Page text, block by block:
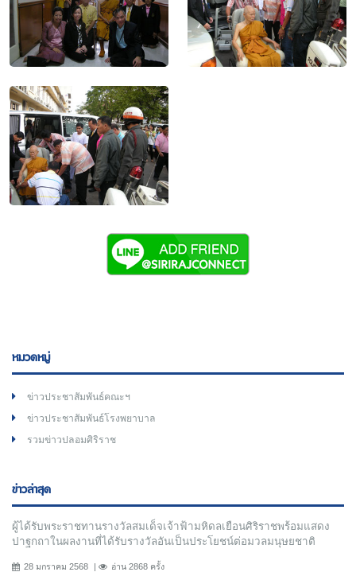
หมวดหมู่
ข่าวประชาสัมพันธ์คณะฯ
ข่าวประชาสัมพันธ์โรงพยาบาล
รวมข่าวปลอมศิริราช
ข่าวล่าสุด
ผู้ได้รับพระราชทานรางวัลสมเด็จเจ้าฟ้ามหิดลเยือนศิริราชพร้อมแสดง
ปาฐกถาในผลงานที่ได้รับรางวัลอันเป็นประโยชน์ต่อมวลมนุษยชาติ
28 มกราคม 2568 อ่าน 2868 ครั้ง